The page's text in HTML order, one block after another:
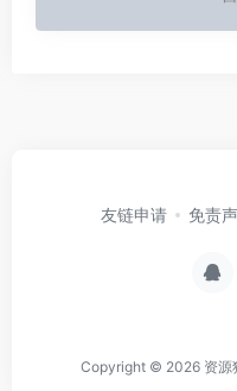
友链申请 免责
Copyright © 2026 资源